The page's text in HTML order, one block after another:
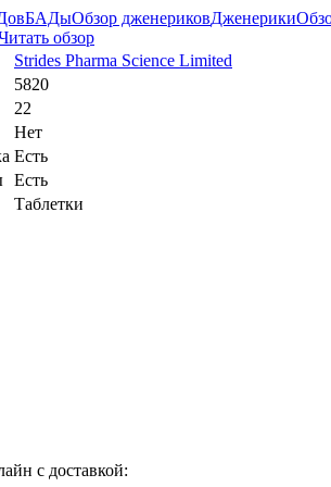
БАДыОбзор дженериковДженерики
обзор
Strides Pharma Science Limited
5820
22
Нет
Есть
Есть
Таблетки
с доставкой: